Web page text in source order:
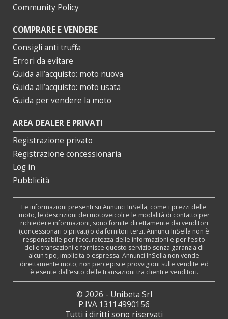
Community Policy
COMPRARE E VENDERE
Consigli anti truffa
Errori da evitare
Guida all’acquisto: moto nuova
Guida all’acquisto: moto usata
Guida per vendere la moto
AREA DEALER E PRIVATI
Registrazione privato
Registrazione concessionaria
Log in
Pubblicità
Le informazioni presenti su Annunci InSella, come i prezzi delle
moto, le descrizioni dei motoveicoli e le modalità di contatto per
richiedere informazioni, sono fornite direttamente dai venditori
(concessionari o privati) o da fornitori terzi. Annunci InSella non è
responsabile per l’accuratezza delle informazioni e per l’esito
delle transazioni e fornisce questo servizio senza garanzia di
alcun tipo, implicita o espressa. Annunci InSella non vende
direttamente moto, non percepisce provvigioni sulle vendite ed
è esente dall’esito delle transazioni tra clienti e venditori.
© 2026 - Unibeta Srl
P.IVA 13114990156
Tutti i diritti sono riservati